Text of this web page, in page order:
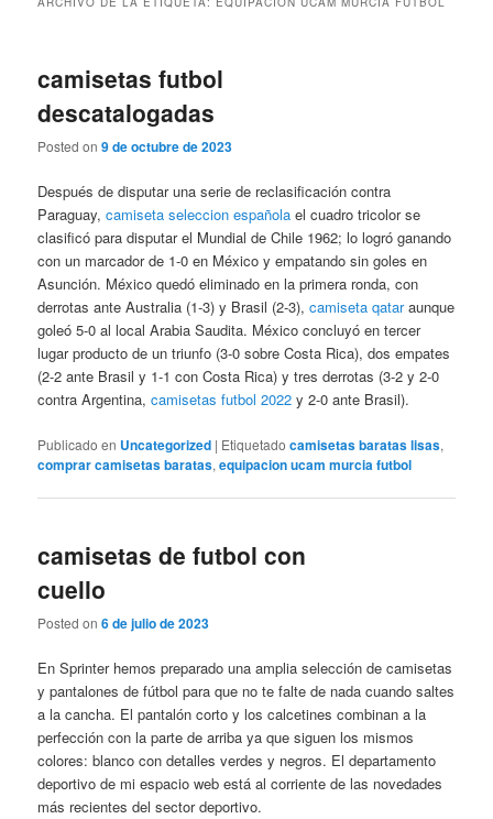
camisetas futbol
descatalogadas
Posted on9 de octubre de 2023
Después de disputar una serie de reclasificación contra
Paraguay,camiseta seleccion española el cuadro tricolor se
clasificó para disputar el Mundial de Chile 1962; lo logró ganando
con un marcador de 1-0 en México y empatando sin goles en
Asunción. México quedó eliminado en la primera ronda, con
derrotas ante Australia (1-3) y Brasil (2-3),camiseta qataraunque
goleó 5-0 al local Arabia Saudita. México concluyó en tercer
lugar producto de un triunfo (3-0 sobre Costa Rica), dos empates
(2-2 ante Brasil y 1-1 con Costa Rica) y tres derrotas (3-2 y 2-0
contra Argentina,camisetas futbol 2022 y 2-0 ante Brasil).
Publicado en Uncategorized | Etiquetado camisetas baratas lisas,
comprar camisetas baratas,equipacion ucam murcia futbol
camisetas de futbol con
cuello
Posted on6 de julio de 2023
En Sprinter hemos preparado una amplia selección de camisetas
y pantalones de fútbol para que no te falte de nada cuando saltes
a la cancha. El pantalón corto y los calcetines combinan a la
perfección con la parte de arriba ya que siguen los mismos
colores: blanco con detalles verdes y negros. El departamento
deportivo de mi espacio web está al corriente de las novedades
más recientes del sector deportivo.